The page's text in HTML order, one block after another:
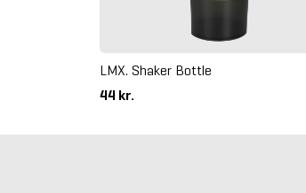
LMX. Shaker Bottle
44 kr.